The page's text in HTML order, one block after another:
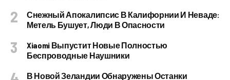
Снежный Апокалипсис В Калифорнии И Неваде:
Метель Бушует, Люди В Опасности
Xiaomi Выпустит Новые Полностью
Беспроводные Наушники
В Новой Зеландии Обнаружены Останки